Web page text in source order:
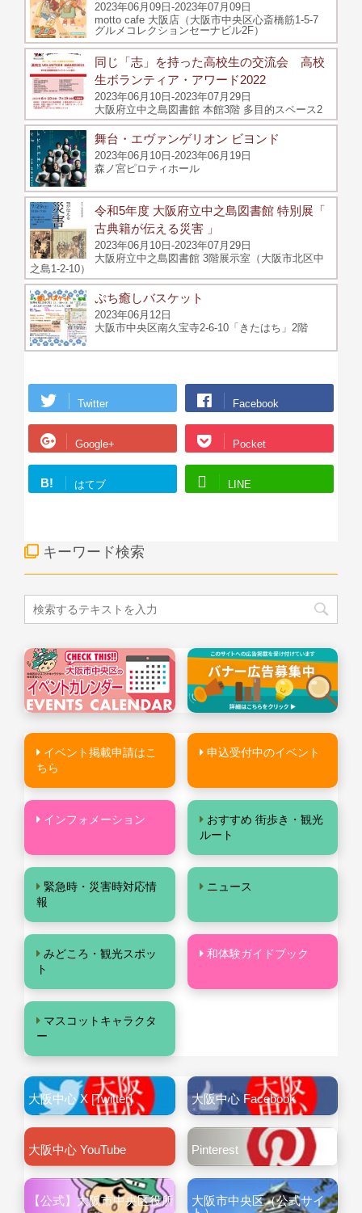
2023年06月09日-2023年07月09日
motto cafe 大阪店（大阪市中央区心斎橋筋1-5-7
グルメコレクションセーナビル2F）
同じ「志」を持った高校生の交流会 高校
生ボランティア・アワード2022
2023年06月10日-2023年07月29日
大阪府立中之島図書館 本館3階 多目的スペース2
舞台・エヴァンゲリオン ビヨンド
2023年06月10日-2023年06月19日
森ノ宮ピロティホール
令和5年度 大阪府立中之島図書館 特別展「
古典籍が伝える災害 」
2023年06月10日-2023年07月29日
大阪府立中之島図書館 3階展示室（大阪市北区中
之島1-2-10）
ぷち癒しバスケット
2023年06月12日
大阪市中央区南久宝寺2-6-10「きたはち」2階
Twitter Facebook
Google+ Pocket
B! はてブ LINE
キーワード検索
イベント掲載申請はこ
ちら
申込受付中のイベント
インフォメーション
おすすめ 街歩き・観光
ルート
緊急時・災害時対応情
報
ニュース
みどころ・観光スポッ
ト
和体験ガイドブック
マスコットキャラクタ
ー
大阪中心 X [Twitter] 大阪中心 Facebook
大阪中心 YouTube Pinterest
【公式】大阪市中央区役所
大阪市中央区（公式サイ